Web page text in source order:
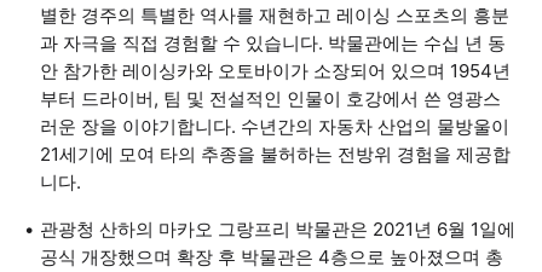
별한 경주의 특별한 역사를 재현하고 레이싱 스포츠의 흥분
과 자극을 직접 경험할 수 있습니다. 박물관에는 수십 년 동
안 참가한 레이싱카와 오토바이가 소장되어 있으며 1954년
부터 드라이버, 팀 및 전설적인 인물이 호강에서 쓴 영광스
러운 장을 이야기합니다. 수년간의 자동차 산업의 물방울이
21세기에 모여 타의 추종을 불허하는 전방위 경험을 제공합
니다.
관광청 산하의 마카오 그랑프리 박물관은 2021년 6월 1일에
공식 개장했으며 확장 후 박물관은 4층으로 높아졌으며 총